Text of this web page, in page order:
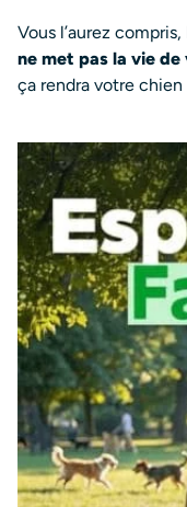
Vous l’aurez
ne met pas la vie
ça rendra votre chien